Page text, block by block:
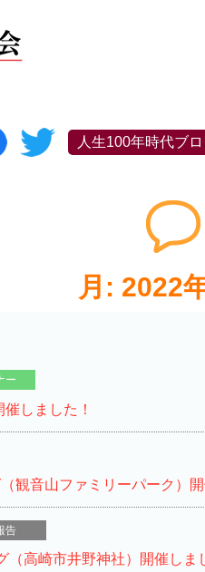
人生100年時代ブ
月: 2022
ー
しました！
観音山ファミリーパーク）開
告
高崎市井野神社）開催しま